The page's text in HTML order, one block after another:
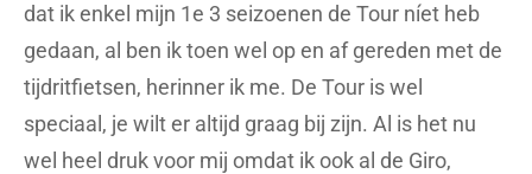
dat ik enkel mijn 1e 3 seizoenen de Tour níet heb
gedaan, al ben ik toen wel op en af gereden met de
tijdritfietsen, herinner ik me. De Tour is wel
speciaal, je wilt er altijd graag bij zijn. Al is het nu
wel heel druk voor mij omdat ik ook al de Giro,